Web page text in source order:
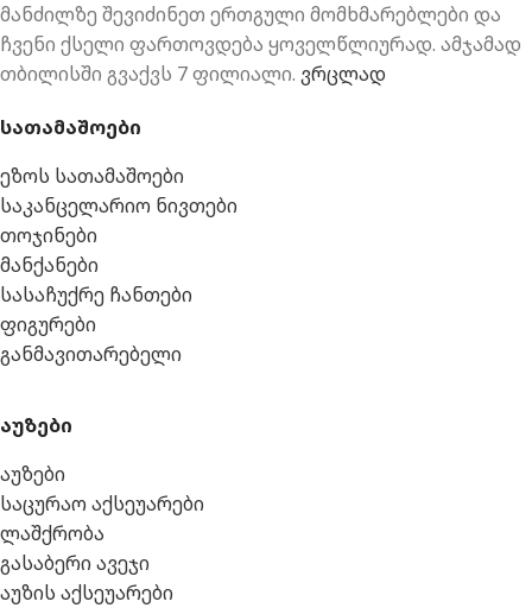
მანძილზე შევიძინეთ ერთგული მომხმარებლები და
ჩვენი ქსელი ფართოვდება ყოველწლიურად. ამჯამად
თბილისში გვაქვს 7 ფილიალი. ვრცლად
სათამაშოები
ეზოს სათამაშოები
საკანცელარიო ნივთები
თოჯინები
მანქანები
სასაჩუქრე ჩანთები
ფიგურები
განმავითარებელი
აუზები
აუზები
საცურაო აქსეუარები
ლაშქრობა
გასაბერი ავეჯი
აუზის აქსეუარები